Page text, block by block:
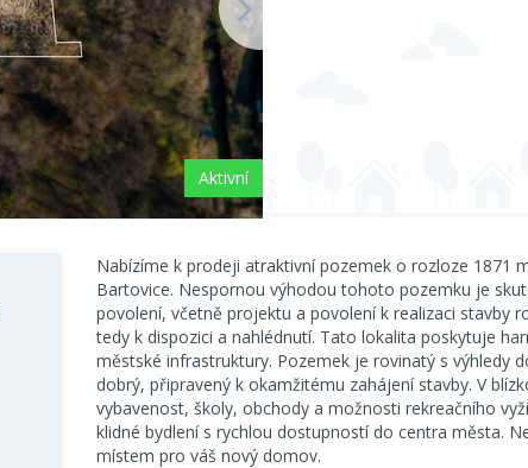
Aktivní
Nabízíme k prodeji atraktivní pozemek o rozloze 1871
Bartovice. Nespornou výhodou tohoto pozemku je
povolení, včetně projektu a povolení k realizaci stavby
tedy k dispozici a nahlédnutí. Tato lokalita poskytuje
městské infrastruktury. Pozemek je rovinatý s výhledy
dobrý, připravený k okamžitému zahájení stavby. V
vybavenost, školy, obchody a možnosti rekreačního
klidné bydlení s rychlou dostupností do centra města.
místem pro váš nový domov.